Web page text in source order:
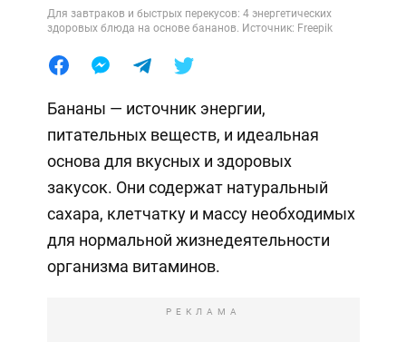
Для завтраков и быстрых перекусов: 4 энергетических
здоровых блюда на основе бананов. Источник: Freepik
Бананы — источник энергии,
питательных веществ, и идеальная
основа для вкусных и здоровых
закусок. Они содержат натуральный
сахара, клетчатку и массу необходимых
для нормальной жизнедеятельности
организма витаминов.
РЕКЛАМА